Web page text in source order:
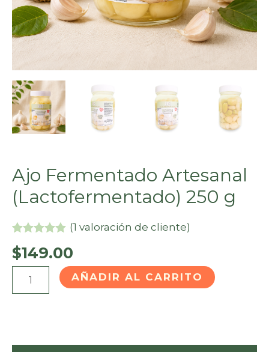
Ajo Fermentado Artesanal
(Lactofermentado) 250 g
5.00sobre
5 basado
puntuación
de cliente
(1 valoración de cliente)
$149.00
Fermentado
AÑADIR AL CARRITO